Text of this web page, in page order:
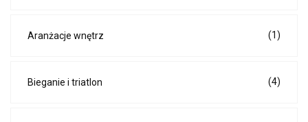
Aranżacje wnętrz (1)
Bieganie i triatlon (4)